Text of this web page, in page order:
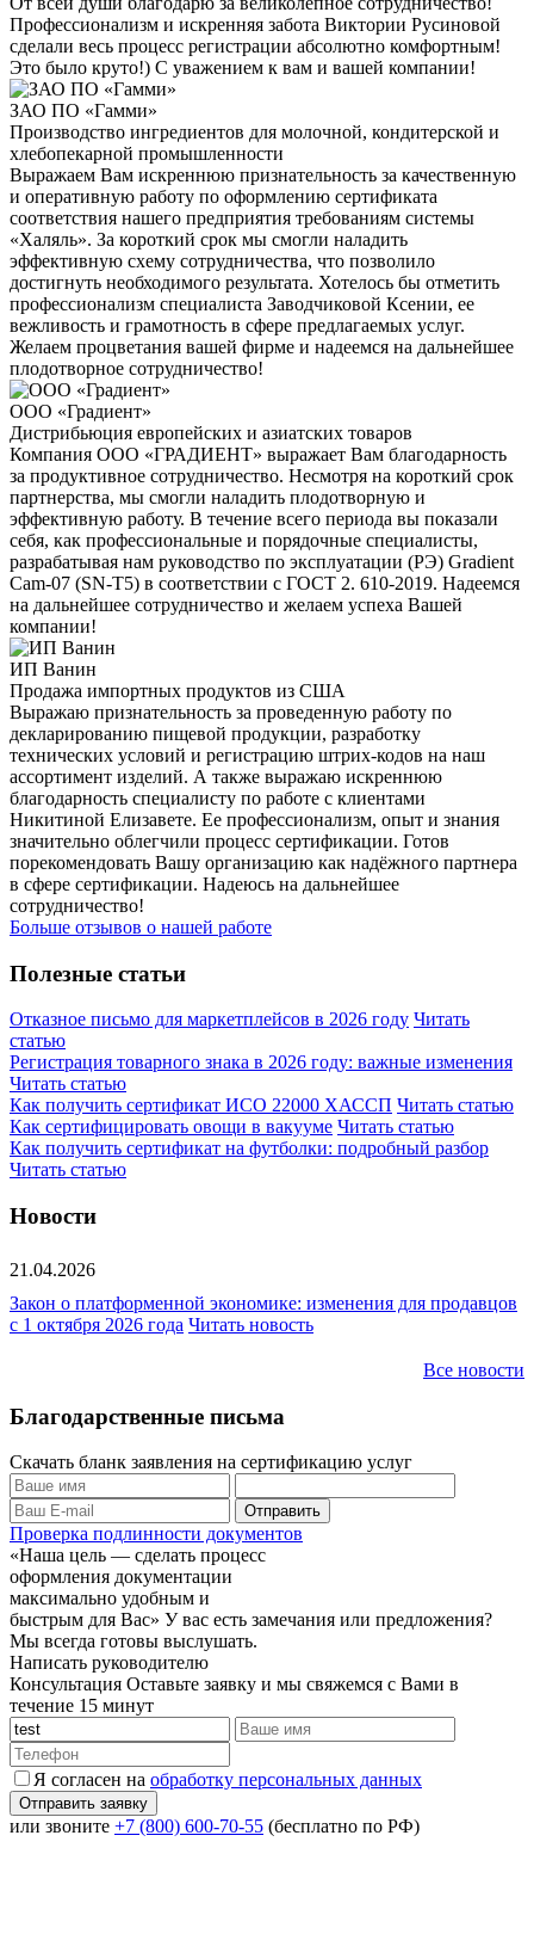
Профессионализм и искренняя забота Виктории Русиновой
сделали весь процесс регистрации абсолютно комфортным!
Это было круто!) С уважением к вам и вашей компании!
ЗАО ПО «Гамми»
Производство ингредиентов для молочной, кондитерской и
хлебопекарной промышленности
Выражаем Вам искреннюю признательность за качественную
и оперативную работу по оформлению сертификата
соответствия нашего предприятия требованиям системы
«Халяль». За короткий срок мы смогли наладить
эффективную схему сотрудничества, что позволило
достигнуть необходимого результата. Хотелось бы отметить
профессионализм специалиста Заводчиковой Ксении, ее
вежливость и грамотность в сфере предлагаемых услуг.
Желаем процветания вашей фирме и надеемся на дальнейшее
плодотворное сотрудничество!
ООО «Градиент»
Дистрибьюция европейских и азиатских товаров
Компания ООО «ГРАДИЕНТ» выражает Вам благодарность
за продуктивное сотрудничество. Несмотря на короткий срок
партнерства, мы смогли наладить плодотворную и
эффективную работу. В течение всего периода вы показали
себя, как профессиональные и порядочные специалисты,
разрабатывая нам руководство по эксплуатации (РЭ) Gradient
Cam-07 (SN-T5) в соответствии с ГОСТ 2. 610-2019. Надеемся
на дальнейшее сотрудничество и желаем успеха Вашей
компании!
ИП Ванин
Продажа импортных продуктов из США
Выражаю признательность за проведенную работу по
декларированию пищевой продукции, разработку
технических условий и регистрацию штрих-кодов на наш
ассортимент изделий. А также выражаю искреннюю
благодарность специалисту по работе с клиентами
Никитиной Елизавете. Ее профессионализм, опыт и знания
значительно облегчили процесс сертификации. Готов
порекомендовать Вашу организацию как надёжного партнера
в сфере сертификации. Надеюсь на дальнейшее
сотрудничество!
Больше отзывов о нашей работе
Полезные статьи
Отказное письмо для маркетплейсов в 2026 году Читать
статью
Регистрация товарного знака в 2026 году: важные изменения
Читать статью
Как получить сертификат ИСО 22000 ХАССП Читать статью
Как сертифицировать овощи в вакууме Читать статью
Как получить сертификат на футболки: подробный разбор
Читать статью
Новости
21.04.2026
Закон о платформенной экономике: изменения для продавцов
с 1 октября 2026 года Читать новость
Все новости
Благодарственные письма
Скачать бланк заявления на сертификацию услуг
Проверка подлинности документов
«Наша цель — сделать процесс
оформления документации
максимально удобным и
быстрым для Вас» У вас есть замечания или предложения?
Мы всегда готовы выслушать.
Написать руководителю
Консультация Оставьте заявку и мы свяжемся с Вами в
течение 15 минут
Я согласен на обработку персональных данных
или звоните +7 (800) 600-70-55 (бесплатно по РФ)